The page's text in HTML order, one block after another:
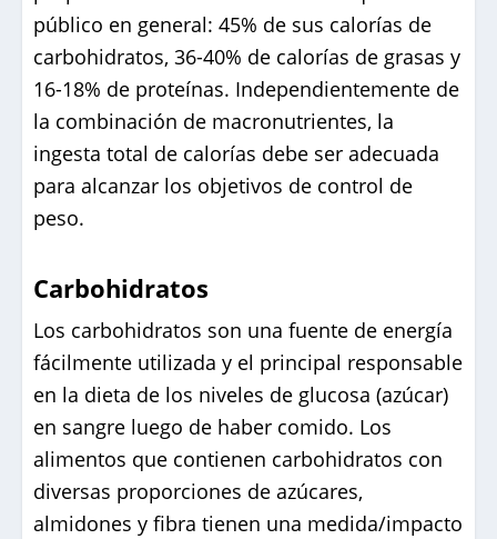
público en general: 45% de sus calorías de
carbohidratos, 36-40% de calorías de grasas y
16-18% de proteínas. Independientemente de
la combinación de macronutrientes, la
ingesta total de calorías debe ser adecuada
para alcanzar los objetivos de control de
peso.
Carbohidratos
Los carbohidratos son una fuente de energía
fácilmente utilizada y el principal responsable
en la dieta de los niveles de glucosa (azúcar)
en sangre luego de haber comido. Los
alimentos que contienen carbohidratos con
diversas proporciones de azúcares,
almidones y fibra tienen una medida/impacto